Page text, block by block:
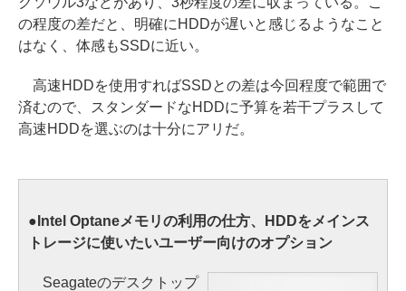
の程度の差だと、明確にHDDが遅いと感じるようなこと
はなく、体感もSSDに近い。
高速HDDを使用すればSSDとの差は今回程度で範囲で
済むので、スタンダードなHDDに予算を若干プラスして
高速HDDを選ぶのは十分にアリだ。
●Intel Optaneメモリの利用の仕方、HDDをメインス
トレージに使いたいユーザー向けのオプション
Seagateのデスクトップ